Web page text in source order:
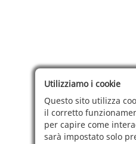
Utilizziamo i cookie
Questo sito utilizza
il corretto
per capire come
sarà impostato solo